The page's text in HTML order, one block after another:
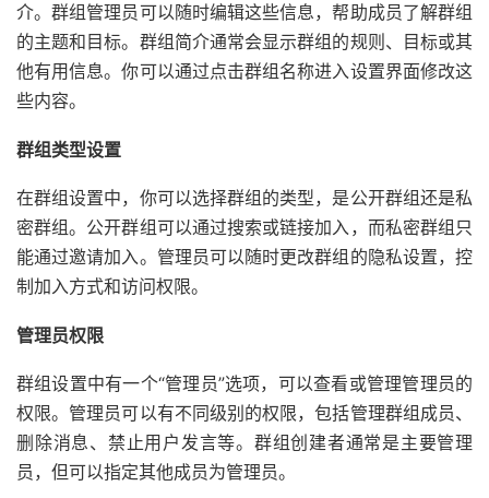
介。群组管理员可以随时编辑这些信息，帮助成员了解群组
的主题和目标。群组简介通常会显示群组的规则、目标或其
他有用信息。你可以通过点击群组名称进入设置界面修改这
些内容。
群组类型设置
在群组设置中，你可以选择群组的类型，是公开群组还是私
密群组。公开群组可以通过搜索或链接加入，而私密群组只
能通过邀请加入。管理员可以随时更改群组的隐私设置，控
制加入方式和访问权限。
管理员权限
群组设置中有一个“管理员”选项，可以查看或管理管理员的
权限。管理员可以有不同级别的权限，包括管理群组成员、
删除消息、禁止用户发言等。群组创建者通常是主要管理
员，但可以指定其他成员为管理员。